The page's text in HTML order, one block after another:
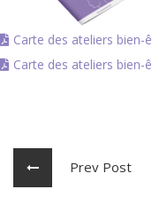
Carte des ateliers
Carte des ateliers
Prev Post